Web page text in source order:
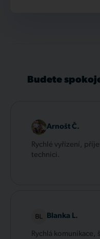
Budete
Arnošt Č.
Rychlé vyřízení,
technici.
Blanka L.
Rychlá komunikace,